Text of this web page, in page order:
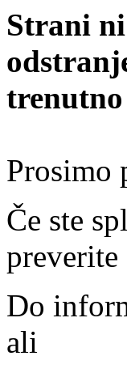
Strani
trenutno
Prosimo
Če ste
Do
ali